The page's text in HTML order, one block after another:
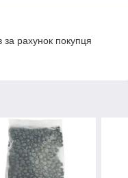
рахунок покупця